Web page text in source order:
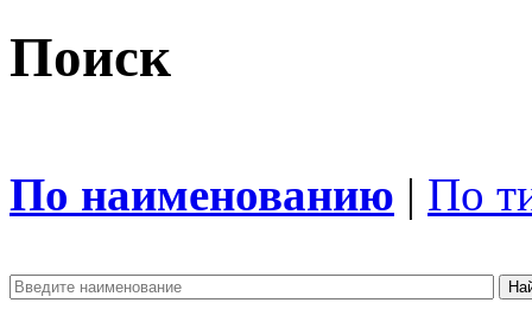
Поиск
По наименованию | По